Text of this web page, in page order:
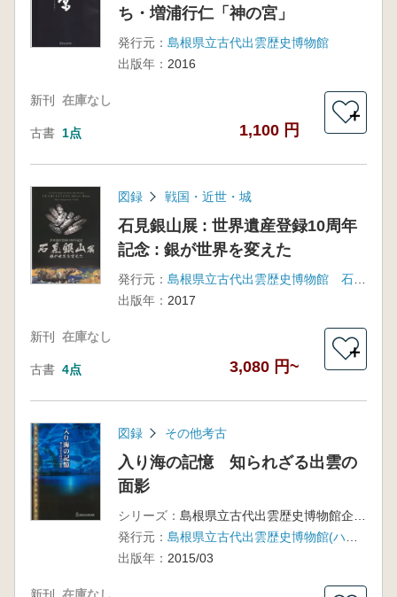
ち・増浦行仁「神の宮」
発行元： 島根県立古代出雲歴史博物館
出版年： 2016
新刊 在庫なし
古書 1点 1,100 円
＋
図録 戦国・近世・城
石見銀山展 : 世界遺産登録10周年
記念 : 銀が世界を変えた
発行元：
島根県立古代出雲歴史博物館 石見銀山資料館
出版年： 2017
新刊 在庫なし
古書 4点 3,080 円~
＋
図録 その他考古
入り海の記憶 知られざる出雲の
面影
シリーズ：
発行元：
出版年： 2015/03
新刊 在庫なし